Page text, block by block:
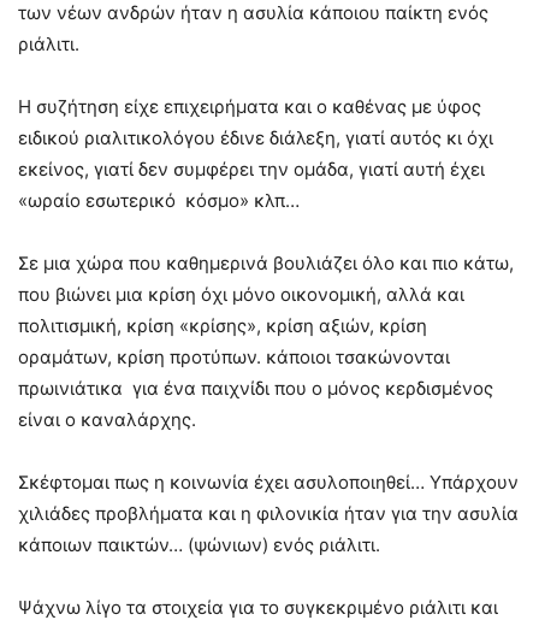
των νέων ανδρών ήταν η ασυλία κάποιου παίκτη ενός
ριάλιτι.
Η συζήτηση είχε επιχειρήματα και ο καθένας με ύφος
ειδικού ριαλιτικολόγου έδινε διάλεξη, γιατί αυτός κι όχι
εκείνος, γιατί δεν συμφέρει την ομάδα, γιατί αυτή έχει
«ωραίο εσωτερικό κόσμο» κλπ…
Σε μια χώρα που καθημερινά βουλιάζει όλο και πιο κάτω,
που βιώνει μια κρίση όχι μόνο οικονομική, αλλά και
πολιτισμική, κρίση «κρίσης», κρίση αξιών, κρίση
οραμάτων, κρίση προτύπων. κάποιοι τσακώνονται
πρωινιάτικα για ένα παιχνίδι που ο μόνος κερδισμένος
είναι ο καναλάρχης.
Σκέφτομαι πως η κοινωνία έχει ασυλοποιηθεί… Υπάρχουν
χιλιάδες προβλήματα και η φιλονικία ήταν για την ασυλία
κάποιων παικτών… (ψώνιων) ενός ριάλιτι.
Ψάχνω λίγο τα στοιχεία για το συγκεκριμένο ριάλιτι και